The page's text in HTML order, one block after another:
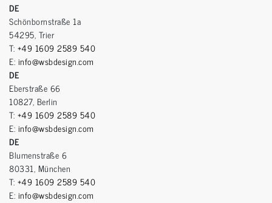
DE
Schönbornstraße 1a
54295, Trier
T: +49 1609 2589 540
E: info@wsbdesign.com
DE
Eberstraße 66
10827, Berlin
T: +49 1609 2589 540
E: info@wsbdesign.com
DE
Blumenstraße 6
80331, München
T: +49 1609 2589 540
E: info@wsbdesign.com